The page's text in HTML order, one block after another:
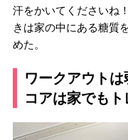
汗をかいてくださいね
きは家の中にある糖質
めた。
ワークアウト
コアは家でも